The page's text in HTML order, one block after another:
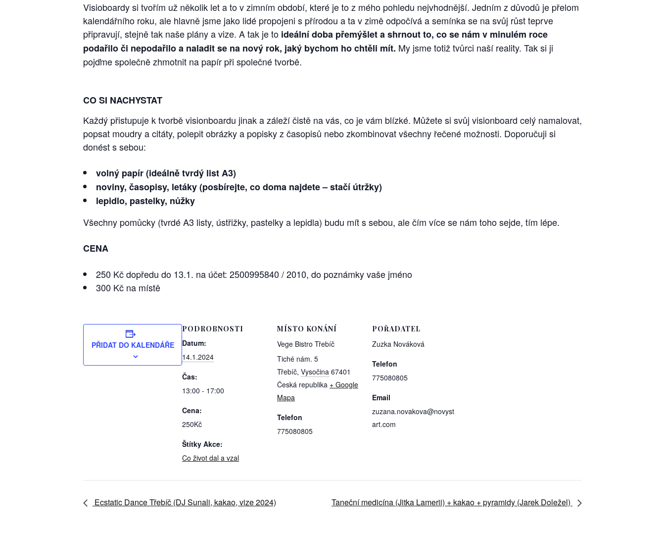
Visioboardy si tvořím už několik let a to v zimním období, které je to z mého pohledu nejvhodnější. Jedním z důvodů je přelom
kalendářního roku, ale hlavně jsme jako lidé propojeni s přírodou a ta v zimě odpočívá a semínka se na svůj růst teprve
připravují, stejně tak naše plány a vize. A tak je to ideální doba přemýšlet a shrnout to, co se nám v minulém roce
podařilo či nepodařilo a naladit se na nový rok, jaký bychom ho chtěli mít. My jsme totiž tvůrci naší reality. Tak si ji
pojďme společně zhmotnit na papír při společné tvorbě.
CO SI NACHYSTAT
Každý přistupuje k tvorbě visionboardu jinak a záleží čistě na vás, co je vám blízké. Můžete si svůj visionboard celý namalovat,
popsat moudry a citáty, polepit obrázky a popisky z časopisů nebo zkombinovat všechny řečené možnosti. Doporučuji si
donést s sebou:
volný papír (ideálně tvrdý list A3)
noviny, časopisy, letáky (posbírejte, co doma najdete – stačí útržky)
lepidlo, pastelky, nůžky
Všechny pomůcky (tvrdé A3 listy, ústřižky, pastelky a lepidla) budu mít s sebou, ale čím více se nám toho sejde, tím lépe.
CENA
250 Kč dopředu do 13.1. na účet: 2500995840 / 2010, do poznámky vaše jméno
300 Kč na místě
PŘIDAT DO KALENDÁŘE
PODROBNOSTI
Datum:
14.1.2024
Čas:
13:00 - 17:00
Cena:
250Kč
Štítky Akce:
Co život dal a vzal
MÍSTO KONÁNÍ
Vege Bistro Třebíč
Tiché nám. 5
Třebíč, Vysočina 67401
Česká republika + Google
Mapa
Telefon
775080805
POŘADATEL
Zuzka Nováková
Telefon
775080805
Email
zuzana.novakova@novyst
art.com
Ecstatic Dance Třebíč (DJ Sunali, kakao, vize 2024) Taneční medicína (Jitka Lamerii) + kakao + pyramidy (Jarek Doležel)